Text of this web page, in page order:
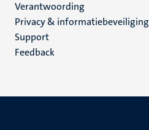
footer
(NL)
Verantwoording
Privacy & informatiebeveiliging
Support
Feedback